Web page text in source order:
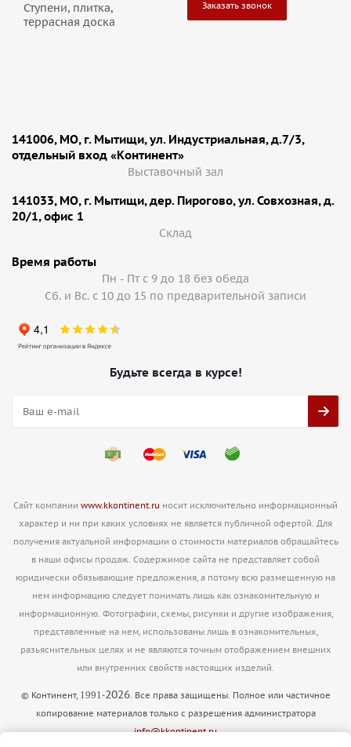
Ступени, плитка,
террасная доска
Заказать звонок
141006, МО, г. Мытищи, ул. Индустриальная, д.7/3,
отдельный вход «Континент»
Выставочный зал
141033, МО, г. Мытищи, дер. Пирогово, ул. Совхозная, д.
20/1, офис 1
Cклад
Время работы
Пн - Пт с 9 до 18 без обеда
Сб. и Вс. с 10 до 15 по предварительной записи
Будьте всегда в курсе!
Сайт компании www.kkontinent.ru носит исключительно информационный
характер и ни при каких условиях не является публичной офертой. Для
получения актуальной информации о стоимости материалов обращайтесь
в наши офисы продаж. Содержимое сайта не представляет собой
юридически обязывающие предложения, а потому всю размещенную на
нем информацию следует понимать лишь как ознакомительную и
информационную. Фотографии, схемы, рисунки и другие изображения,
представленные на нем, использованы лишь в ознакомительных,
разьяснительных целях и не являются точным отображением внешних
или внутренних свойств настоящих изделий.
© Континент, 1991-2026. Все права защищены. Полное или частичное
копирование материалов только с разрешения администратора
info@kkontinent.ru